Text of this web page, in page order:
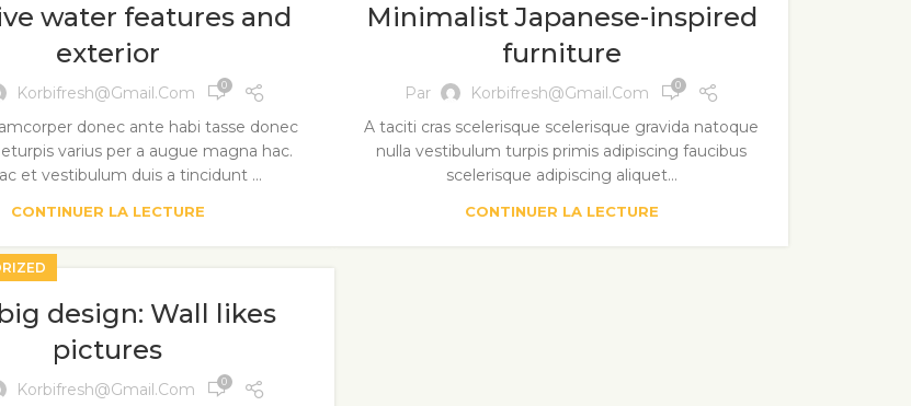
water features and
exterior
Korbifresh@gmail.com 0
donec ante habi tasse donec
varius per a augue magna hac.
et vestibulum duis a tincidunt ...
CONTINUER LA LECTURE
Minimalist Japanese-inspired
furniture
Par Korbifresh@gmail.com 0
A taciti cras scelerisque scelerisque gravida natoque
nulla vestibulum turpis primis adipiscing faucibus
scelerisque adipiscing aliquet...
CONTINUER LA LECTURE
design: Wall likes
pictures
Korbifresh@gmail.com 0